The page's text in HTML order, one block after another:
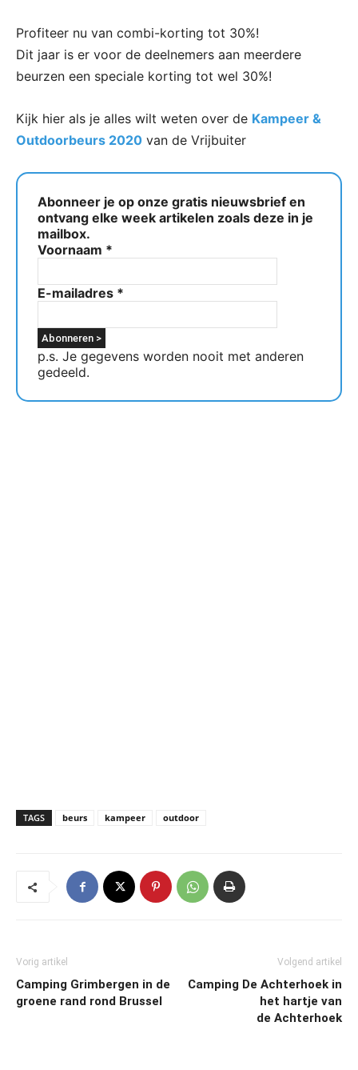
Profiteer nu van combi-korting tot 30%!
Dit jaar is er voor de deelnemers aan meerdere
beurzen een speciale korting tot wel 30%!
Kijk hier als je alles wilt weten over de Kampeer &
Outdoorbeurs 2020 van de Vrijbuiter
Abonneer je op onze gratis nieuwsbrief en
ontvang elke week artikelen zoals deze in je
mailbox.
Voornaam *
E-mailadres *
p.s. Je gegevens worden nooit met anderen
gedeeld.
TAGS beurs kampeer outdoor
Vorig artikel
Camping Grimbergen in de
groene rand rond Brussel
Volgend artikel
Camping De Achterhoek in
het hartje van
de Achterhoek